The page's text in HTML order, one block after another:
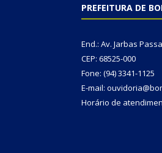
PREFEITURA DE
End.: Av. Jarbas
CEP: 68525-000
Fone: (94) 3341-1125
E-mail:
Horário de